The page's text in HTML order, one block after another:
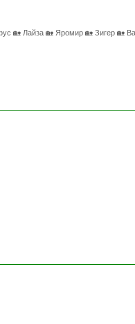
🏡 Лайза 🏡 Яромир 🏡 Зигер 🏡